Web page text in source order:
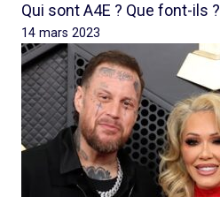
Qui sont A4E ? Que font-ils ?
14 mars 2023